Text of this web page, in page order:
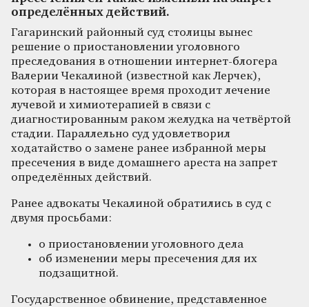
определённых действий.
Гагаринский районный суд столицы вынес
решение о приостановлении уголовного
преследования в отношении интернет-блогера
Валерии Чекалиной (известной как Лерчек),
которая в настоящее время проходит лечение
лучевой и химиотерапией в связи с
диагностированным раком желудка на четвёртой
стадии. Параллельно суд удовлетворил
ходатайство о замене ранее избранной меры
пресечения в виде домашнего ареста на запрет
определённых действий.
Ранее адвокаты Чекалиной обратились в суд с
двумя просьбами:
о приостановлении уголовного дела
об изменении меры пресечения для их
подзащитной.
Государственное обвинение, представленное